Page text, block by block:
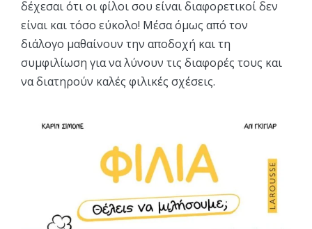
δέχεσαι ότι οι φίλοι σου είναι διαφορετικοί δεν
είναι και τόσο εύκολο! Μέσα όμως από τον
διάλογο μαθαίνουν την αποδοχή και τη
συμφιλίωση για να λύνουν τις διαφορές τους και
να διατηρούν καλές φιλικές σχέσεις.